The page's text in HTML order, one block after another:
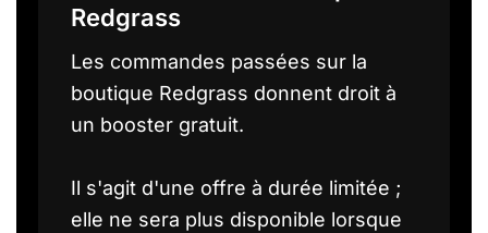
Redgrass
Les commandes passées sur la
boutique Redgrass donnent droit à
un booster gratuit.
Il s'agit d'une offre à durée limitée ;
elle ne sera plus disponible lorsque